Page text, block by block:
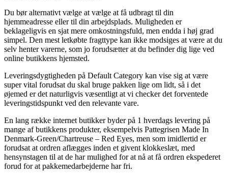
Du bør alternativt vælge at vælge at få udbragt til din
hjemmeadresse eller til din arbejdsplads. Muligheden er
beklageligvis en sjat mere omkostningsfuld, men endda i høj grad
simpel. Den mest letkøbte fragttype kan ikke modsiges at være at du
selv henter varerne, som jo forudsætter at du befinder dig lige ved
online butikkens hjemsted.
Leveringsdygtigheden på Default Category kan vise sig at være
super vital forudsat du skal bruge pakken lige om lidt, så i det
øjemed er det naturligvis væsentligt at vi checker det forventede
leveringstidspunkt ved den relevante vare.
En lang række internet butikker byder på 1 hverdags levering på
mange af butikkens produkter, eksempelvis Pattegrisen Made In
Denmark-Green/Chartreuse – Red Eyes, men som imidlertid er
forudsat at ordren aflægges inden et givent klokkeslæt, med
hensynstagen til at de har mulighed for at nå at få ordren ekspederet
forud for at pakkemedarbejderne har fri.